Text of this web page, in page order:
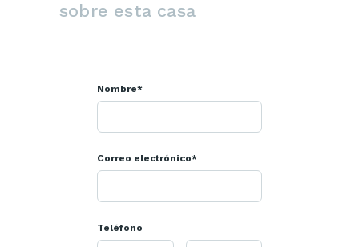
sobre esta casa
Nombre*
Correo electrónico*
Teléfono